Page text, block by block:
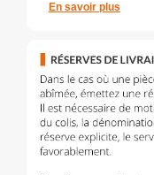
En savoir plus